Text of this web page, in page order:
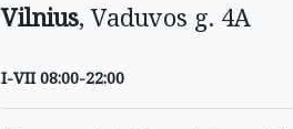
Vilnius, Vaduvos g. 4A
I-VII 08:00-22:00